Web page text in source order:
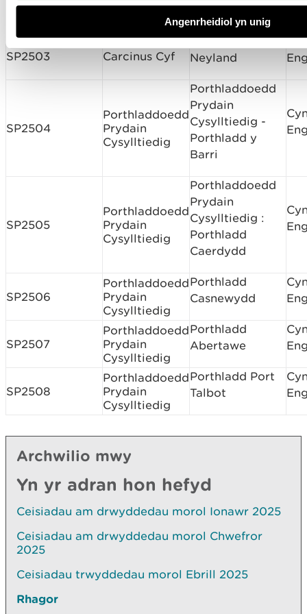
Angenrheidiol yn unig
SP2501
Caerfyrddin
SP2503 Carcinus Cyf
Hafan Hwylio
Neyland
SP2504
Porthladdoedd
Prydain
Cysylltiedig
Porthladdoedd
Prydain
Cysylltiedig -
Porthladd y
Barri
SP2505
Porthladdoedd
Prydain
Cysylltiedig
Porthladdoedd
Prydain
Cysylltiedig :
Porthladd
Caerdydd
SP2506
Porthladdoedd
Prydain
Cysylltiedig
Porthladd
Casnewydd
SP2507
Porthladdoedd
Prydain
Cysylltiedig
Porthladd
Abertawe
SP2508
Porthladdoedd
Prydain
Cysylltiedig
Porthladd Port
Talbot
Archwilio mwy
Yn yr adran hon hefyd
Ceisiadau am drwyddedau morol Ionawr 2025
Ceisiadau am drwyddedau morol Chwefror
2025
Ceisiadau trwyddedau morol Ebrill 2025
Rhagor